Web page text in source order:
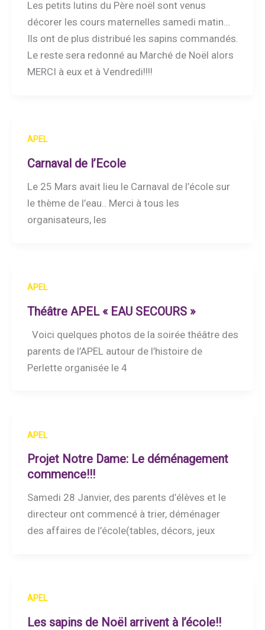
Les petits lutins du Père noël sont venus
décorer les cours maternelles samedi matin…
Ils ont de plus distribué les sapins commandés.
Le reste sera redonné au Marché de Noël alors
MERCI à eux et à Vendredi!!!!
APEL
Carnaval de l’Ecole
Le 25 Mars avait lieu le Carnaval de l’école sur
le thème de l’eau.. Merci à tous les
organisateurs, les
APEL
Théâtre APEL « EAU SECOURS »
Voici quelques photos de la soirée théâtre des
parents de l’APEL autour de l’histoire de
Perlette organisée le 4
APEL
Projet Notre Dame: Le déménagement
commence!!!
Samedi 28 Janvier, des parents d’élèves et le
directeur ont commencé à trier, déménager
des affaires de l’école(tables, décors, jeux
APEL
Les sapins de Noël arrivent à l’école!!